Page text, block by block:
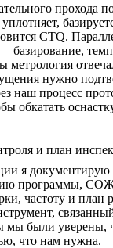
прохода
CTQ.
базирование,
метрология
нужно
наш процесс
обкатать
и план
я документирую
программы, СОЖ
частоту и план
мы были уверены,
что нам нужна.